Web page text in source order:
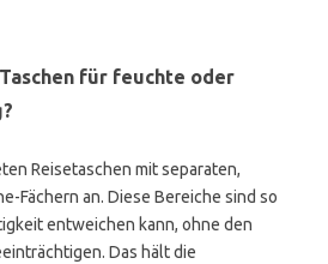
für feuchte oder
Reisetaschen mit separaten,
Fächern an. Diese Bereiche sind so
entweichen kann, ohne den
Das hält die